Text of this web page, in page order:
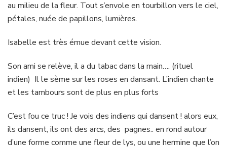
au milieu de la fleur. Tout s’envole en tourbillon vers le ciel,
pétales, nuée de papillons, lumières.
Isabelle est très émue devant cette vision.
Son ami se relève, il a du tabac dans la main…. (rituel
indien) Il le sème sur les roses en dansant. L’indien chante
et les tambours sont de plus en plus forts
C’est fou ce truc ! Je vois des indiens qui dansent ! alors eux,
ils dansent, ils ont des arcs, des pagnes.. en rond autour
d’une forme comme une fleur de lys, ou une hermine que l’on